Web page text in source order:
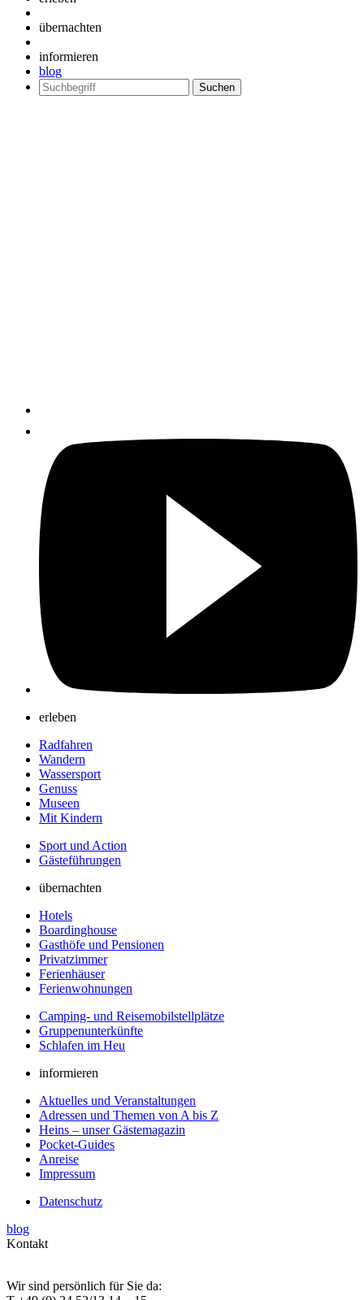
übernachten
informieren
blog
Suchen
nach:
erleben
Radfahren
Wandern
Wassersport
Genuss
Museen
Mit Kindern
Sport und Action
Gästeführungen
übernachten
Hotels
Boardinghouse
Gasthöfe und Pensionen
Privatzimmer
Ferienhäuser
Ferienwohnungen
Camping- und Reisemobilstellplätze
Gruppenunterkünfte
Schlafen im Heu
informieren
Aktuelles und Veranstaltungen
Adressen und Themen von A bis Z
Heins – unser Gästemagazin
Pocket-Guides
Anreise
Impressum
Datenschutz
blog
Kontakt
Wir sind persönlich für Sie da: